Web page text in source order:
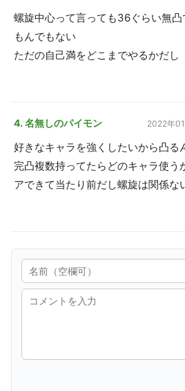
螺旋中心って言っても36ぐらい無凸
もんでもない
ただの自己満をどこまでやるかだし
4. 名無しのパイモン 2022年
好きなキャラを強くしたいから凸る
完凸複数持ってたらどのキャラ使う
アできて当たり前だし螺旋は関係な